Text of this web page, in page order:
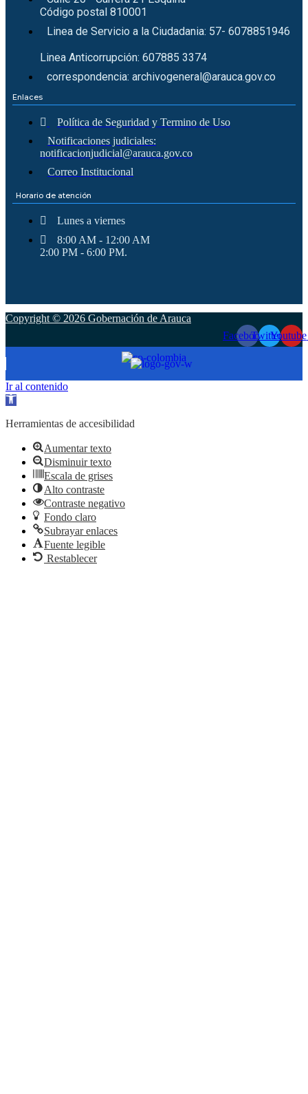
Código postal 810001
Linea de Servicio a la Ciudadania: 57- 6078851946
Linea Anticorrupción: 607885 3374
correspondencia: archivogeneral@arauca.gov.co
Enlaces
Política de Seguridad y Termino de Uso
Notificaciones judiciales:
notificacionjudicial@arauca.gov.co
Correo Institucional
Horario de atención
Lunes a viernes
8:00 AM - 12:00 AM
2:00 PM - 6:00 PM.
Copyright © 2026 Gobernación de Arauca
FacebookTwitterYoutube
Ir al contenido
Abrir
de
Herramientas de accesibilidad
Aumentar texto
Disminuir texto
Escala de grises
Alto contraste
Contraste negativo
Fondo claro
Subrayar enlaces
Fuente legible
Restablecer